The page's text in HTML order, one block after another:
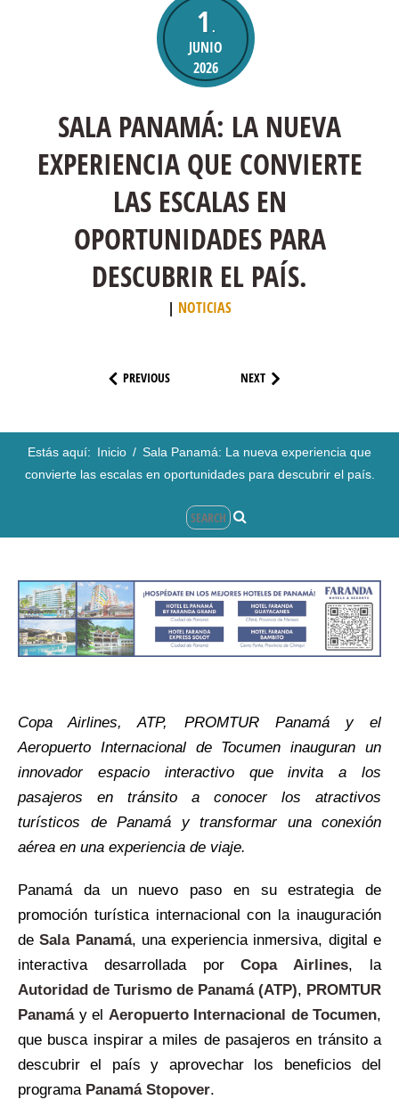
1 .
JUNIO
2026
SALA PANAMÁ: LA NUEVA
EXPERIENCIA QUE CONVIERTE
LAS ESCALAS EN
OPORTUNIDADES PARA
DESCUBRIR EL PAÍS.
NOTICIAS
PREVIOUS NEXT
Estás aquí: Inicio / Sala Panamá: La nueva experiencia que
convierte las escalas en oportunidades para descubrir el país.
Copa Airlines, ATP, PROMTUR Panamá y el
Aeropuerto Internacional de Tocumen inauguran un
innovador espacio interactivo que invita a los
pasajeros en tránsito a conocer los atractivos
turísticos de Panamá y transformar una conexión
aérea en una experiencia de viaje.
Panamá da un nuevo paso en su estrategia de
promoción turística internacional con la inauguración
deSala Panamá, una experiencia inmersiva, digital e
interactiva desarrollada porCopa Airlines, la
Autoridad de Turismo de Panamá (ATP), PROMTUR
Panamáy el Aeropuerto Internacional de Tocumen,
que busca inspirar a miles de pasajeros en tránsito a
descubrir el país y aprovechar los beneficios del
programa Panamá Stopover.